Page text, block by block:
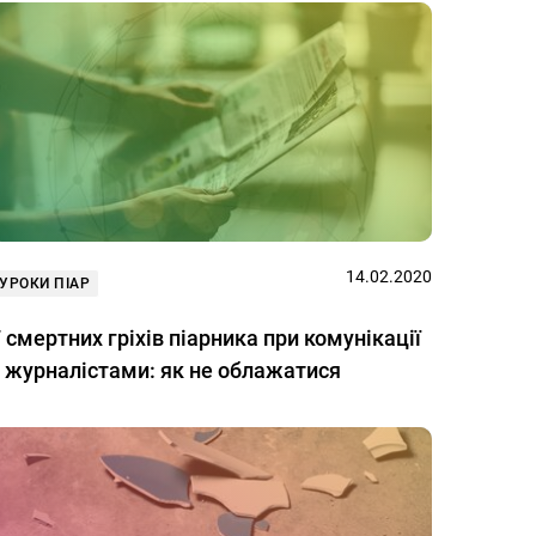
УРОКИ ПІАР 14.02.2020
смертних гріхів піарника при комунікації
журналістами: як не облажатися